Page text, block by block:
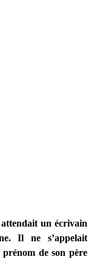
un écrivain
Il ne s’appelait
de son père